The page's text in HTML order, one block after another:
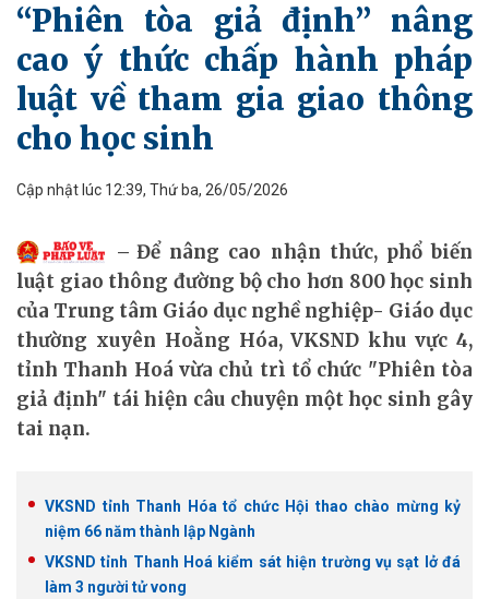
“Phiên tòa giả định” nâng
cao ý thức chấp hành pháp
luật về tham gia giao thông
cho học sinh
Cập nhật lúc 12:39, Thứ ba, 26/05/2026
Để nâng cao nhận thức, phổ biến
luật giao thông đường bộ cho hơn 800 học sinh
của Trung tâm Giáo dục nghề nghiệp- Giáo dục
thường xuyên Hoằng Hóa, VKSND khu vực 4,
tỉnh Thanh Hoá vừa chủ trì tổ chức "Phiên tòa
giả định" tái hiện câu chuyện một học sinh gây
tai nạn.
VKSND tỉnh Thanh Hóa tổ chức Hội thao chào mừng kỷ
niệm 66 năm thành lập Ngành
VKSND tỉnh Thanh Hoá kiểm sát hiện trường vụ sạt lở đá
làm 3 người tử vong